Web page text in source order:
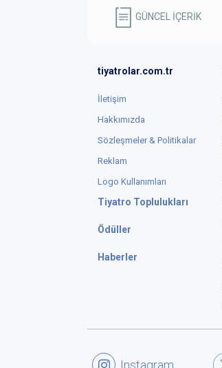
GÜNCEL İÇERİK
tiyatrolar.com.tr
İletişim
Hakkımızda
Sözleşmeler & Politikalar
Reklam
Logo Kullanımları
Tiyatro Toplulukları
Ödüller
Haberler
Instagram